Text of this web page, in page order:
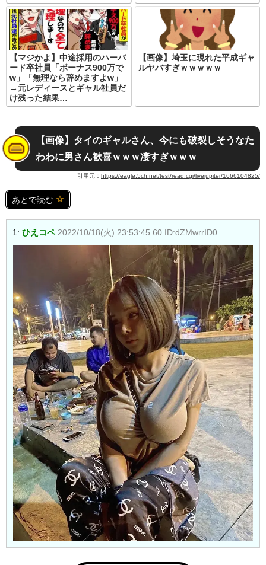
【マジかよ】中途採用のハーバ
ード卒社員「ボーナス900万で
w」「無理なら辞めますよw」
→元レディースとギャル社員だ
け残った結果…
【画像】埼玉に現れた平成ギャ
ルヤバすぎｗｗｗｗｗ
【画像】タイのギャルさん、今にも破裂しそうなた
わわに男さん歓喜ｗｗｗ凄すぎｗｗｗ
引用元： https://eagle.5ch.net/test/read.cgi/livejupiter/1666104825/
あとで読む
1: ひえコペ 2022/10/18(火) 23:53:45.60 ID:dZMwrrID0